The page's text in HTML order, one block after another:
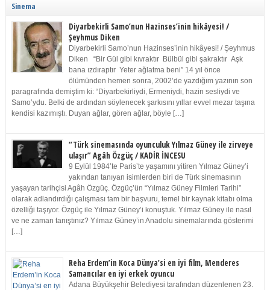
Sinema
Diyarbekirli Samo’nun Hazinses’inin hikâyesi! /
Şeyhmus Diken
Diyarbekirli Samo’nun Hazinses’inin hikâyesi! / Şeyhmus
Diken “Bir Gül gibi kıvraktır Bülbül gibi şakraktır Aşk
bana ızdıraptır Yeter ağlatma beni” 14 yıl önce
ölümünden hemen sonra, 2002’de yazdığım yazının son
paragrafında demiştim ki: “Diyarbekirliydi, Ermeniydi, hazin sesliydi ve
Samo’ydu. Belki de ardından söylenecek şarkısını yıllar evvel mezar taşına
kendisi kazımıştı. Duyan ağlar, gören ağlar, böyle […]
“Türk sinemasında oyunculuk Yılmaz Güney ile zirveye
ulaşır” Agâh Özgüç / KADİR İNCESU
9 Eylül 1984’te Paris’te yaşamını yitiren Yılmaz Güney’i
yakından tanıyan isimlerden biri de Türk sinemasının
yaşayan tarihçisi Agâh Özgüç. Özgüç’ün “Yılmaz Güney Filmleri Tarihi”
olarak adlandırdığı çalışması tam bir başvuru, temel bir kaynak kitabı olma
özelliği taşıyor. Özgüç ile Yılmaz Güney’i konuştuk. Yılmaz Güney ile nasıl
ve ne zaman tanıştınız? Yılmaz Güney’in Anadolu sinemalarında gösterimi
[…]
Reha Erdem’in Koca Dünya’si en iyi film, Menderes
Samancılar en iyi erkek oyuncu
Adana Büyükşehir Belediyesi tarafından düzenlenen 23.